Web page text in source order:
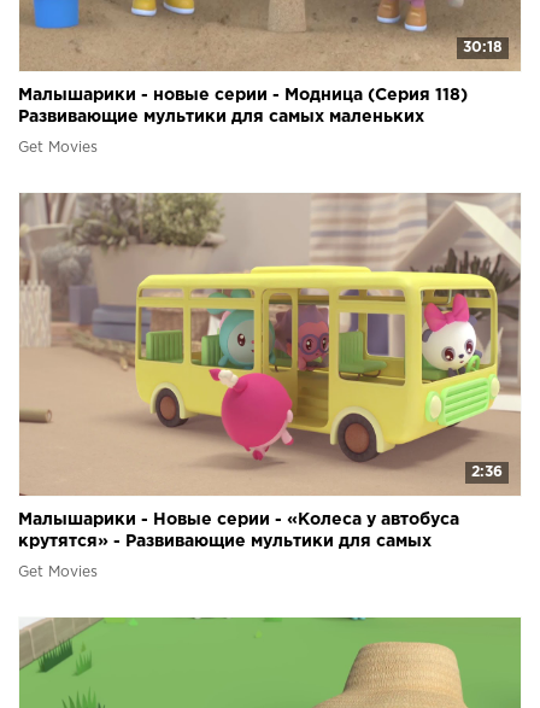
30:18
Малышарики - новые серии - Модница (Серия 118)
Развивающие мультики для самых маленьких
Get Movies
2:36
Малышарики - Новые серии - «Колеса у автобуса
крутятся» - Развивающие мультики для самых
маленьких
Get Movies